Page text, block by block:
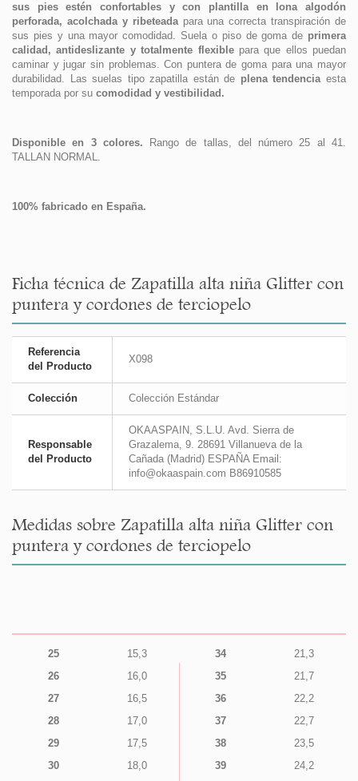
sus pies estén confortables y con plantilla en lona algodón
perforada, acolchada y ribeteadapara una correcta transpiración de
sus pies y una mayor comodidad. Suela o piso de goma de primera
calidad, antideslizante y totalmente flexiblepara que ellos puedan
caminar y jugar sin problemas. Con puntera de goma para una mayor
durabilidad. Las suelas tipo zapatilla están de plena tendenciaesta
temporada por su comodidad y vestibilidad.
Disponible en 3 colores. Rango de tallas, del número 25 al 41.
TALLAN NORMAL.
100% fabricado en España.
Ficha técnica de Zapatilla alta niña Glitter con
puntera y cordones de terciopelo
Referencia
del Producto
X098
Colección Colección Estándar
Responsable
del Producto
OKAASPAIN, S.L.U. Avd. Sierra de
Grazalema, 9. 28691 Villanueva de la
Cañada (Madrid) ESPAÑA Email:
info@okaaspain.com B86910585
Medidas sobre Zapatilla alta niña Glitter con
puntera y cordones de terciopelo
25
15,3
26
16,0
27
16,5
28
17,0
29
17,5
30
18,0
34
21,3
35
21,7
36
22,2
37
22,7
38
23,5
39
24,2